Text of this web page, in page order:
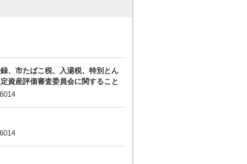
、市たばこ税、入湯税、特別とん
資産評価審査委員会に関すること